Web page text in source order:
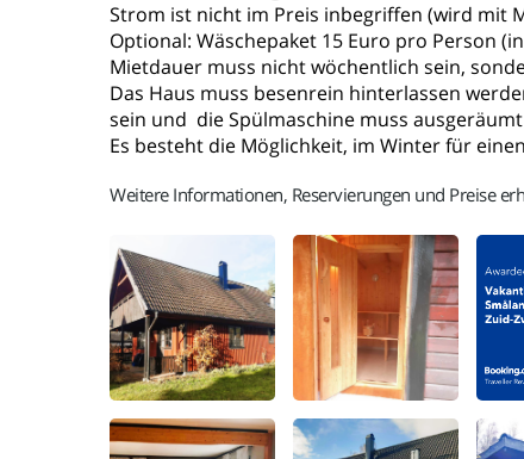
Strom ist nicht im Preis inbegriffen (wird mit
Optional: Wäschepaket 15 Euro pro Person
Mietdauer muss nicht wöchentlich sein,
Das Haus muss besenrein hinterlassen
sein und die Spülmaschine muss
Es besteht die Möglichkeit, im Winter für
Weitere Informationen, Reservierungen und Preise